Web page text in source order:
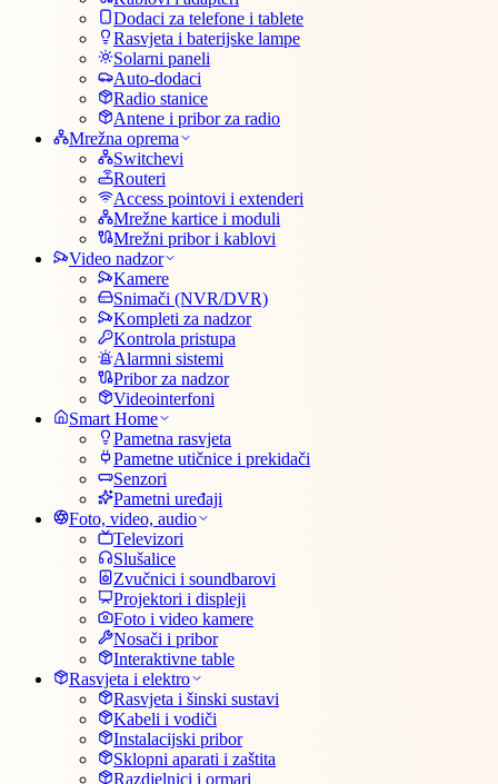
Dodaci za telefone i tablete
Rasvjeta i baterijske lampe
Solarni paneli
Auto-dodaci
Radio stanice
Antene i pribor za radio
Mrežna oprema
Switchevi
Routeri
Access pointovi i extenderi
Mrežne kartice i moduli
Mrežni pribor i kablovi
Video nadzor
Kamere
Snimači (NVR/DVR)
Kompleti za nadzor
Kontrola pristupa
Alarmni sistemi
Pribor za nadzor
Videointerfoni
Smart Home
Pametna rasvjeta
Pametne utičnice i prekidači
Senzori
Pametni uređaji
Foto, video, audio
Televizori
Slušalice
Zvučnici i soundbarovi
Projektori i displeji
Foto i video kamere
Nosači i pribor
Interaktivne table
Rasvjeta i elektro
Rasvjeta i šinski sustavi
Kabeli i vodiči
Instalacijski pribor
Sklopni aparati i zaštita
Razdjelnici i ormari